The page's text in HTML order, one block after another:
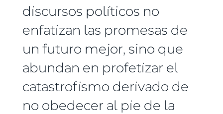
discursos políticos no
enfatizan las promesas de
un futuro mejor, sino que
abundan en profetizar el
catastrofismo derivado de
no obedecer al pie de la